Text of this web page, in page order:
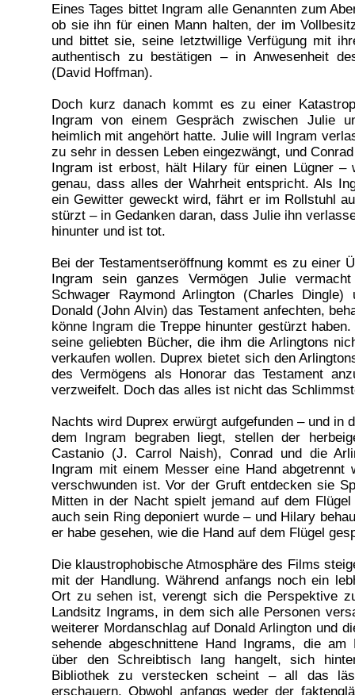
Eines Tages bittet Ingram alle Genannten zum
ob sie ihn für einen Mann halten, der im
und bittet sie, seine letztwillige Verfügung mit
authentisch zu bestätigen – in Anwesenheit
(David Hoffman).
Doch kurz danach kommt es zu einer
Ingram von einem Gespräch zwischen Julie
heimlich mit angehört hatte. Julie will Ingram
zu sehr in dessen Leben eingezwängt, und
Ingram ist erbost, hält Hilary für einen Lügner –
genau, dass alles der Wahrheit entspricht. Als
ein Gewitter geweckt wird, fährt er im Rollstuhl
stürzt – in Gedanken daran, dass Julie ihn
hinunter und ist tot.
Bei der Testamentseröffnung kommt es zu einer
Ingram sein ganzes Vermögen Julie
Schwager Raymond Arlington (Charles Dingle)
Donald (John Alvin) das Testament anfechten,
könne Ingram die Treppe hinunter gestürzt
seine geliebten Bücher, die ihm die Arlingtons
verkaufen wollen. Duprex bietet sich den
des Vermögens als Honorar das Testament
verzweifelt. Doch das alles ist nicht das
Nachts wird Duprex erwürgt aufgefunden – und in
dem Ingram begraben liegt, stellen der
Castanio (J. Carrol Naish), Conrad und die
Ingram mit einem Messer eine Hand abgetrennt
verschwunden ist. Vor der Gruft entdecken sie
Mitten in der Nacht spielt jemand auf dem
auch sein Ring deponiert wurde – und Hilary
er habe gesehen, wie die Hand auf dem Flügel
Die klaustrophobische Atmosphäre des Films
mit der Handlung. Während anfangs noch ein
Ort zu sehen ist, verengt sich die Perspektive
Landsitz Ingrams, in dem sich alle Personen
weiterer Mordanschlag auf Donald Arlington und
sehende abgeschnittene Hand Ingrams, die
über den Schreibtisch lang hangelt, sich
Bibliothek zu verstecken scheint – all das
erschauern. Obwohl anfangs weder der